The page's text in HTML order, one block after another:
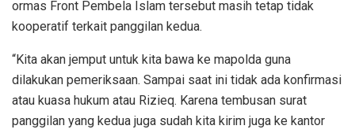
ormas Front Pembela Islam tersebut masih tetap tidak
kooperatif terkait panggilan kedua.
“Kita akan jemput untuk kita bawa ke mapolda guna
dilakukan pemeriksaan. Sampai saat ini tidak ada konfirmasi
atau kuasa hukum atau Rizieq. Karena tembusan surat
panggilan yang kedua juga sudah kita kirim juga ke kantor